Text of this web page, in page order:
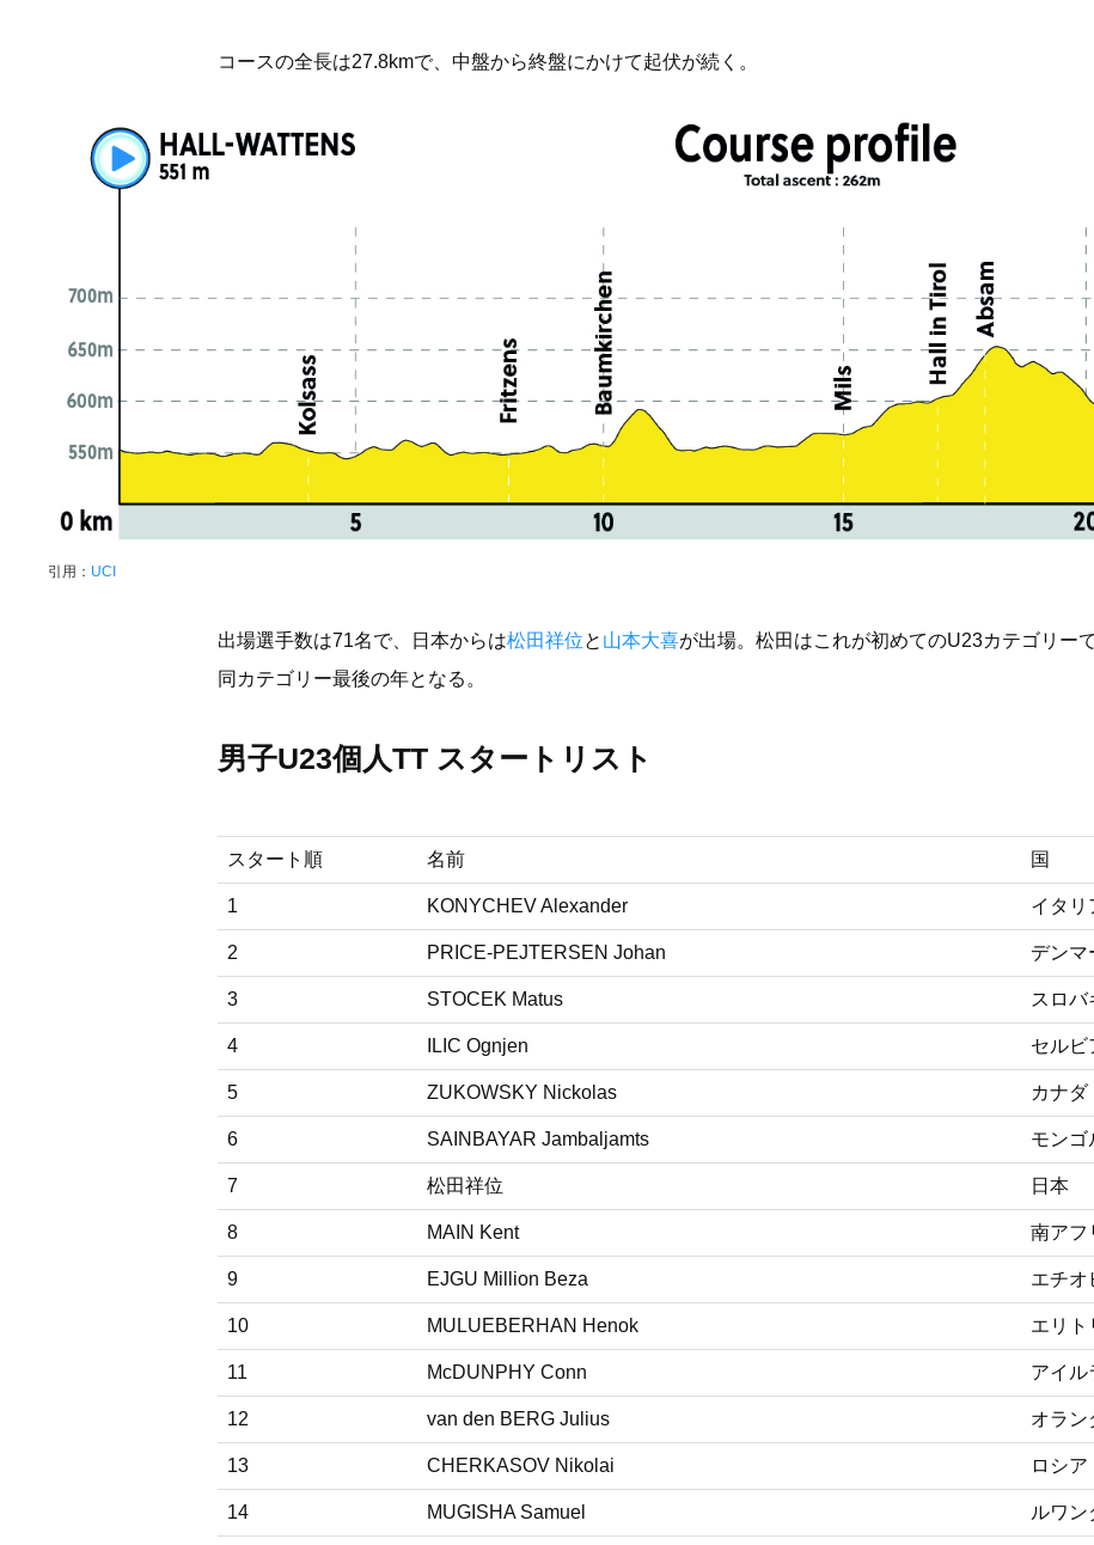
コースの全長は27.8kmで、中盤から終盤にかけて起伏が続く。
引用： UCI
出場選手数は71名で、日本からは松田祥位と 山本大喜が出場。松田はこれが初めてのU23カテゴリー
同カテゴリー最後の年となる。
男子U23個人TT スタートリスト
スタート順 名前 国
1 KONYCHEV Alexander イタリ
2 PRICE-PEJTERSEN Johan デンマ
3 STOCEK Matus スロバ
4 ILIC Ognjen セルビ
5 ZUKOWSKY Nickolas カナダ
6 SAINBAYAR Jambaljamts モンゴ
7 松田祥位 日本
8 MAIN Kent 南アフ
9 EJGU Million Beza エチオ
10 MULUEBERHAN Henok エリト
11 McDUNPHY Conn アイル
12 van den BERG Julius オラン
13 CHERKASOV Nikolai ロシア
14 MUGISHA Samuel ルワン